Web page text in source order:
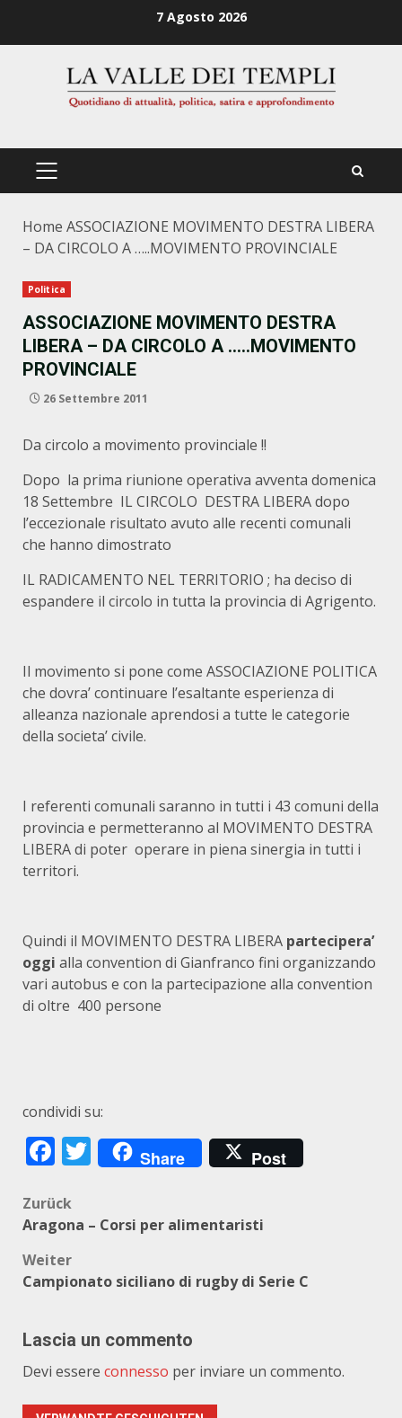
7 Agosto 2026
PRIMÄRES
Home ASSOCIAZIONE MOVIMENTO DESTRA LIBERA
– DA CIRCOLO A …..MOVIMENTO PROVINCIALE
Politica
ASSOCIAZIONE MOVIMENTO DESTRA
LIBERA – DA CIRCOLO A …..MOVIMENTO
PROVINCIALE
26 Settembre 2011
Da circolo a movimento provinciale !!
Dopo la prima riunione operativa avventa domenica
18 Settembre IL CIRCOLO DESTRA LIBERA dopo
l’eccezionale risultato avuto alle recenti comunali
che hanno dimostrato
IL RADICAMENTO NEL TERRITORIO ; ha deciso di
espandere il circolo in tutta la provincia di Agrigento.
Il movimento si pone come ASSOCIAZIONE POLITICA
che dovra’ continuare l’esaltante esperienza di
alleanza nazionale aprendosi a tutte le categorie
della societa’ civile.
I referenti comunali saranno in tutti i 43 comuni della
provincia e permetteranno al MOVIMENTO DESTRA
LIBERA di poter operare in piena sinergia in tutti i
territori.
Quindi il MOVIMENTO DESTRA LIBERA partecipera’
oggi alla convention di Gianfranco fini organizzando
vari autobus e con la partecipazione alla convention
di oltre 400 persone
condividi su:
Facebook
Twitter
Share Post
Beitragsnavigation
Zurück
Aragona – Corsi per alimentaristi
Weiter
Campionato siciliano di rugby di Serie C
Lascia un commento
Devi essere connesso per inviare un commento.